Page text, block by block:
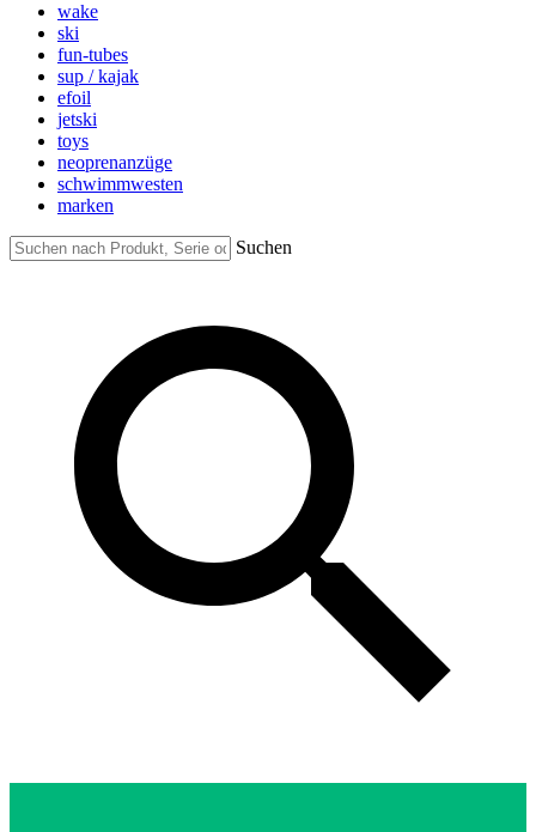
wake
ski
fun-tubes
sup / kajak
efoil
jetski
toys
neoprenanzüge
schwimmwesten
marken
Suchen